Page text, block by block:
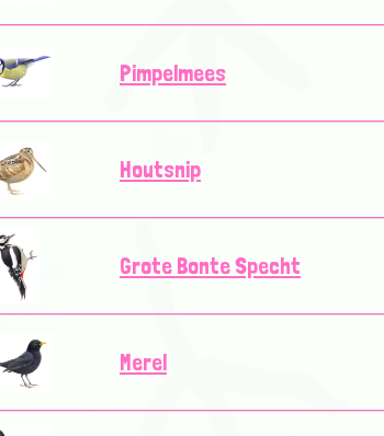
Pimpelmees
Houtsnip
Grote Bonte Specht
Merel